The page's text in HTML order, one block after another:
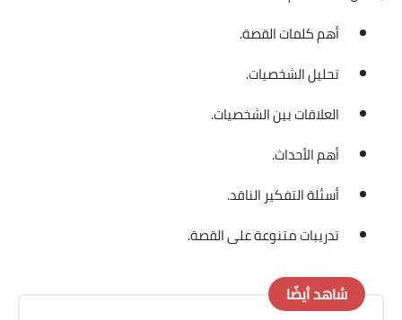
أهم كلمات القصة.
تحليل الشخصيات.
العلاقات بين الشخصيات.
أهم الأحداث.
أسئلة التفكير الناقد.
تدريبات متنوعة على القصة.
شاهد أيضًا